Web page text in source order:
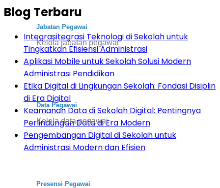
Jabatan Pegawai
Kelola jabatan pegawai
Data Pegawai
Kelola data pegawai
Presensi Pegawai
Blog Terbaru
Integrasitegrasi Teknologi di Sekolah untuk
Tingkatkan Efisiensi Administrasi
Aplikasi Mobile untuk Sekolah Solusi Modern
Administrasi Pendidikan
Etika Digital di Lingkungan Sekolah: Fondasi Disiplin
di Era Digital
Keamanan Data di Sekolah Digital: Pentingnya
Perlindungan Data di Era Modern
Pengembangan Digital di Sekolah untuk
Administrasi Modern dan Efisien